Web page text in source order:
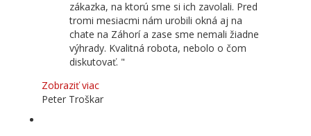
zákazka, na ktorú sme si ich zavolali. Pred
tromi mesiacmi nám urobili okná aj na
chate na Záhorí a zase sme nemali žiadne
výhrady. Kvalitná robota, nebolo o čom
diskutovať.
Zobraziť viac
Peter Troškar